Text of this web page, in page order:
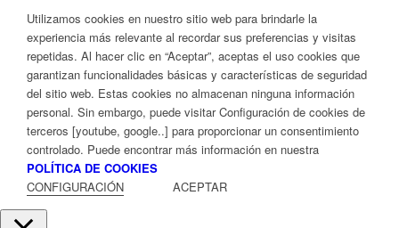
Utilizamos cookies en nuestro sitio web para brindarle la
experiencia más relevante al recordar sus preferencias y visitas
repetidas. Al hacer clic en “Aceptar”, aceptas el uso cookies que
garantizan funcionalidades básicas y características de seguridad
del sitio web. Estas cookies no almacenan ninguna información
personal. Sin embargo, puede visitar Configuración de cookies de
terceros [youtube, google..] para proporcionar un consentimiento
controlado. Puede encontrar más información en nuestra
POLÍTICA DE COOKIES
CONFIGURACIÓN
ACEPTAR